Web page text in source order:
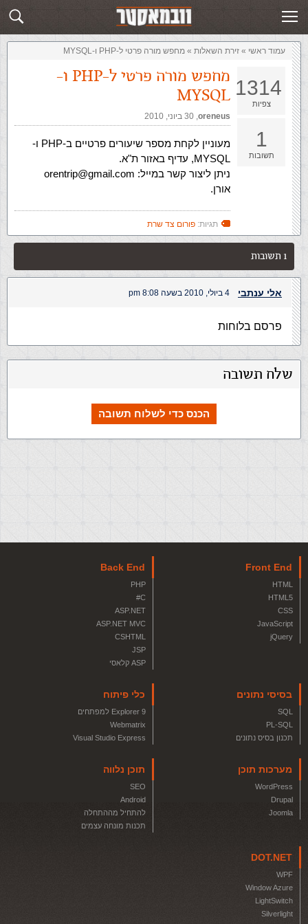
שלח תשובה זירת השאלות
עמוד ראשי » ‏זירת השאלות‏ » מחפש מורה פרטי ל-PHP ו-MYSQL
1314
צפיות
1
תשובות
מחפש מורה פרטי ל-PHP ו-
MYSQL
oreneus
,‏ 30 ביוני, 2010
מעוניין לקחת מספר שיעורים פרטיים ב-PHP ו-
MYSQL, עדיף באזור ת"א.
ניתן ליצור קשר במייל: orentrip@gmail.com
אורן.
תגיות: פורום צד שרת
1 תשובות
אלי ענתבי 4 ביולי, 2010 בשעה 8:08 pm
פרסם בלוחות
שלח תשובה
הכנס כדי לשלוח תשובה
Front End
HTML
HTML5
CSS
JavaScript
jQuery
Back End
PHP
C#
ASP.NET
ASP.NET MVC
CSHTML
JSP
ASP קלאסי
בסיסי נתונים
SQL
PL-SQL
תכנון בסיס נתונים
כלי פיתוח
Explorer 9 למפתחים
Webmatrix
Visual Studio Express
מערכות תוכן
WordPress
Drupal
Joomla
תוכן נלווה
SEO
Android
להתחיל מההתחלה
תכנות מונחה עצמים
DOT.NET
WPF
Window Azure
LightSwitch
Silverlight